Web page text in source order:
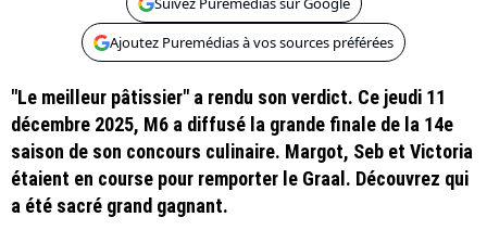
Ajoutez Puremédias à vos sources préférées
"Le meilleur pâtissier" a rendu son verdict. Ce jeudi 11
décembre 2025, M6 a diffusé la grande finale de la 14e
saison de son concours culinaire. Margot, Seb et Victoria
étaient en course pour remporter le Graal. Découvrez qui
a été sacré grand gagnant.